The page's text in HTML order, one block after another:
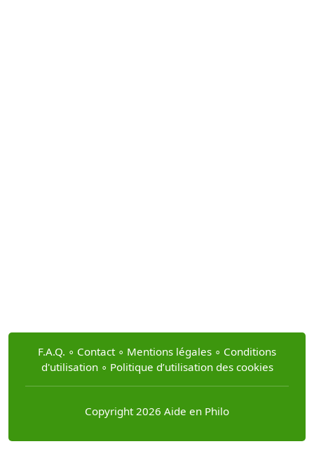
F.A.Q. ∘ Contact ∘ Mentions légales ∘ Conditions
d'utilisation∘ Politique d’utilisation des cookies
Copyright 2026 Aide en Philo